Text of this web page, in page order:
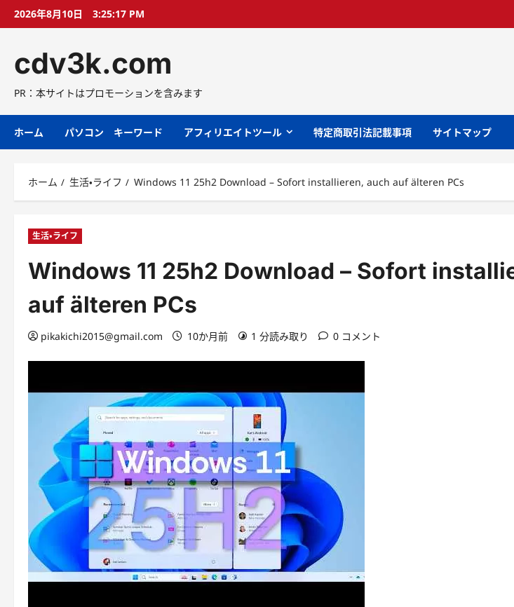
プ
2026年8月10日 3:25:18 PM
cdv3k.com
PR：本サイトはプロモーションを含みます
ホーム パソコン キーワード アフィリエイトツール 特定商取引法記載事項 サイトマップ
ホーム 生活・ライフ Windows 11 25h2 Download – Sofort installieren, auch auf älteren PCs
生活・ライフ
Windows 11 25h2 Download – Sofort
auf älteren PCs
pikakichi2015@gmail.com 10か月前 1 分読み取り 0 コメント